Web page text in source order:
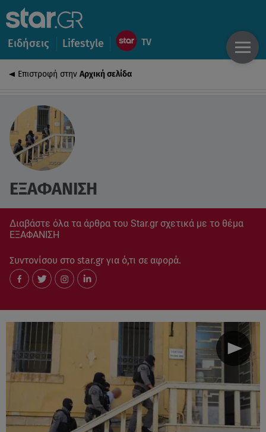
Ειδήσεις Lifestyle
Επιστροφή στην Αρχική σελίδα
ΕΞΑΦΑΝΙΣΗ
Διαβάστε όλα τα άρθρα του Star.gr σχετικά με το θέμα
ΕΞΑΦΑΝΙΣΗ
Συντονίσου στο star.gr για ό,τι σε αφορά.